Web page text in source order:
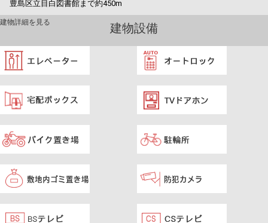
豊島区立目白図書館まで約450m
建物設備
建物詳細を見る